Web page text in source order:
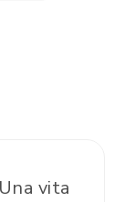
vita